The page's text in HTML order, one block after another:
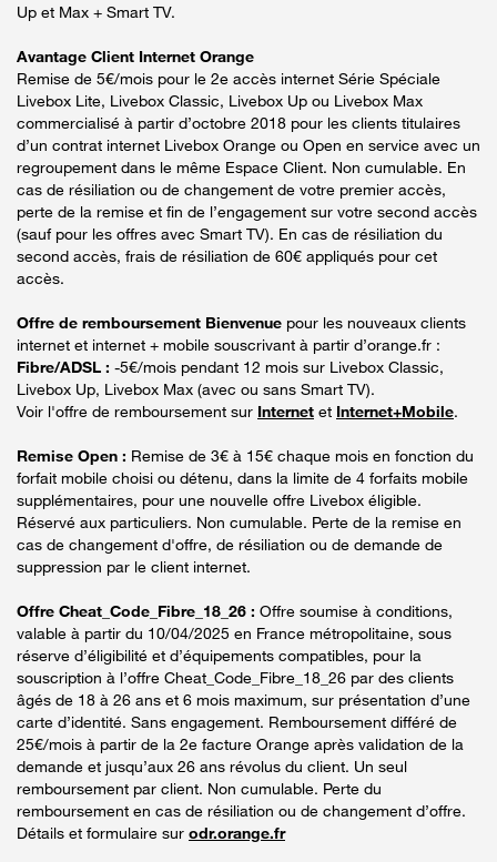
Up et Max + Smart TV.
Avantage Client Internet Orange
Remise de 5€/mois pour le 2e accès internet Série Spéciale
Livebox Lite, Livebox Classic, Livebox Up ou Livebox Max
commercialisé à partir d’octobre 2018 pour les clients titulaires
d’un contrat internet Livebox Orange ou Open en service avec un
regroupement dans le même Espace Client. Non cumulable. En
cas de résiliation ou de changement de votre premier accès,
perte de la remise et fin de l’engagement sur votre second accès
(sauf pour les offres avec Smart TV). En cas de résiliation du
second accès, frais de résiliation de 60€ appliqués pour cet
accès.
Offre de remboursement Bienvenue pour les nouveaux clients
internet et internet + mobile souscrivant à partir d’orange.fr :
Fibre/ADSL : -5€/mois pendant 12 mois sur Livebox Classic,
Livebox Up, Livebox Max (avec ou sans Smart TV).
Voir l'offre de remboursement sur Internet et Internet+Mobile.
Remise Open : Remise de 3€ à 15€ chaque mois en fonction du
forfait mobile choisi ou détenu, dans la limite de 4 forfaits mobile
supplémentaires, pour une nouvelle offre Livebox éligible.
Réservé aux particuliers. Non cumulable. Perte de la remise en
cas de changement d'offre, de résiliation ou de demande de
suppression par le client internet.
Offre Cheat_Code_Fibre_18_26 : Offre soumise à conditions,
valable à partir du 10/04/2025 en France métropolitaine, sous
réserve d’éligibilité et d’équipements compatibles, pour la
souscription à l’offre Cheat_Code_Fibre_18_26 par des clients
âgés de 18 à 26 ans et 6 mois maximum, sur présentation d’une
carte d’identité. Sans engagement. Remboursement différé de
25€/mois à partir de la 2e facture Orange après validation de la
demande et jusqu’aux 26 ans révolus du client. Un seul
remboursement par client. Non cumulable. Perte du
remboursement en cas de résiliation ou de changement d’offre.
Détails et formulaire sur odr.orange.fr